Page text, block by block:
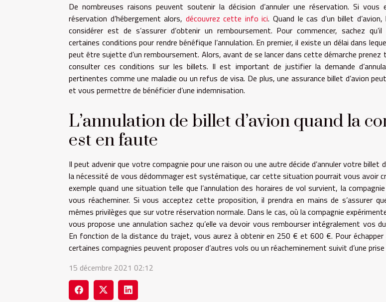
De nombreuses raisons peuvent soutenir la décision d’annuler une réservation. Si vous
réservation d’hébergement alors, découvrez cette info ici. Quand le cas d’un billet
considérer est de s’assurer d’obtenir un remboursement. Pour commencer, sachez
certaines conditions pour rendre bénéfique l’annulation. En premier, il existe un délai dans
peut être sujette d’un remboursement. Alors, avant de se lancer dans cette démarche prenez
consulter ces conditions sur les billets. Il est important de justifier la demande
pertinentes comme une maladie ou un refus de visa. De plus, une assurance billet d’avion
et vous permettre de bénéficier d’une indemnisation.
L’annulation de billet d’avion quand la
est en faute
Il peut advenir que votre compagnie pour une raison ou une autre décide d’annuler votre billet
la nécessité de vous dédommager est systématique, car cette situation pourrait vous avoir
exemple quand une situation telle que l’annulation des horaires de vol survient, la
vous réacheminer. Si vous acceptez cette proposition, il prendra en mains de s’assurer
mêmes privilèges que sur votre réservation normale. Dans le cas, où la compagnie
vous propose une annulation sachez qu’elle va devoir vous rembourser intégralement vos
En fonction de la distance du trajet, vous aurez à obtenir en 250 € et 600 €. Pour échapper
certaines compagnies peuvent proposer d’autres vols ou un réacheminement suivit d’une prise
15 décembre 2021 02:12